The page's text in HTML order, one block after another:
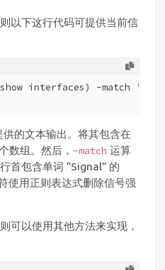
以下这行代码可提供当前信
interfaces) -match
供的文本输出。将其包含在
数组。然后， -match 运算
首包含单词 “Signal” 的
使用正则表达式删除信号强
可以使用其他方法来实现，